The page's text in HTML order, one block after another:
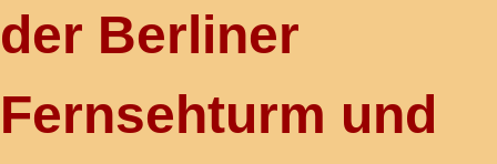
der Berliner
Fernsehturm und